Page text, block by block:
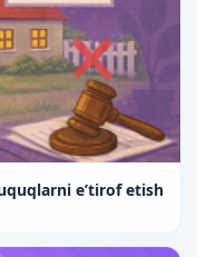
e’tirof etish